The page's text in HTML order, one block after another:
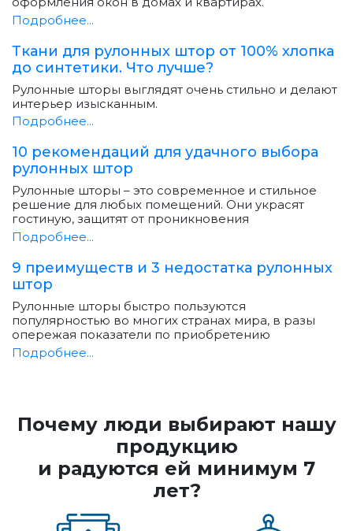
Подробнее...
Ткани для рулонных штор от 100% хлопка
до синтетики. Что лучше?
Рулонные шторы выглядят очень стильно и делают
интерьер изысканным.
Подробнее...
10 рекомендаций для удачного выбора
рулонных штор
Рулонные шторы – это современное и стильное
решение для любых помещений. Они украсят
гостиную, защитят от проникновения
Подробнее...
9 преимуществ и 3 недостатка рулонных
штор
Рулонные шторы быстро пользуются
популярностью во многих странах мира, в разы
опережая показатели по приобретению
Подробнее...
Почему люди выбирают нашу
продукцию
и радуются ей минимум 7
лет?